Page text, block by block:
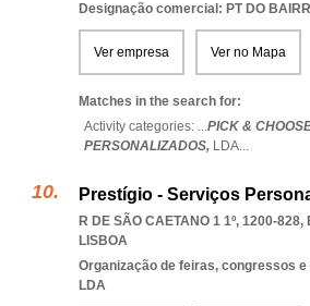
Designação comercial: PT DO
Ver empresa Ver no Mapa
Matches in the search for:
Activity categories: ...PICK &
PERSONALIZADOS, LDA...
Prestígio - Serviços
R DE SÃO CAETANO 1 1º, 1200-828,
LISBOA
Organização de feiras, congressos
LDA